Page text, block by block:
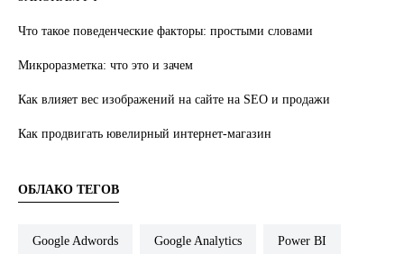
Что такое поведенческие факторы: простыми словами
Микроразметка: что это и зачем
Как влияет вес изображений на сайте на SEO и продажи
Как продвигать ювелирный интернет-магазин
ОБЛАКО ТЕГОВ
Google Adwords Google Analytics Power BI